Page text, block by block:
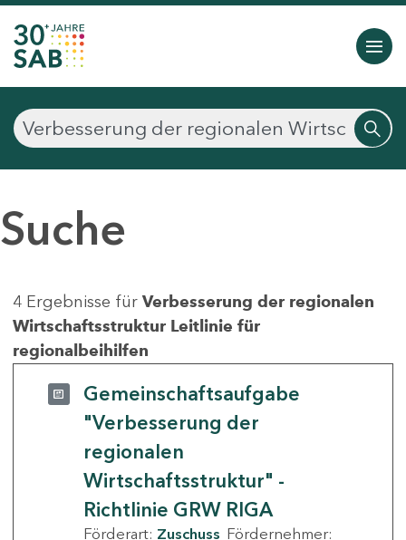
Suche
4 Ergebnisse für Verbesserung der regionalen
Wirtschaftsstruktur Leitlinie für
regionalbeihilfen
Gemeinschaftsaufgabe
"Verbesserung der
regionalen
Wirtschaftsstruktur" -
Richtlinie GRW RIGA
Förderart: Zuschuss Fördernehmer: